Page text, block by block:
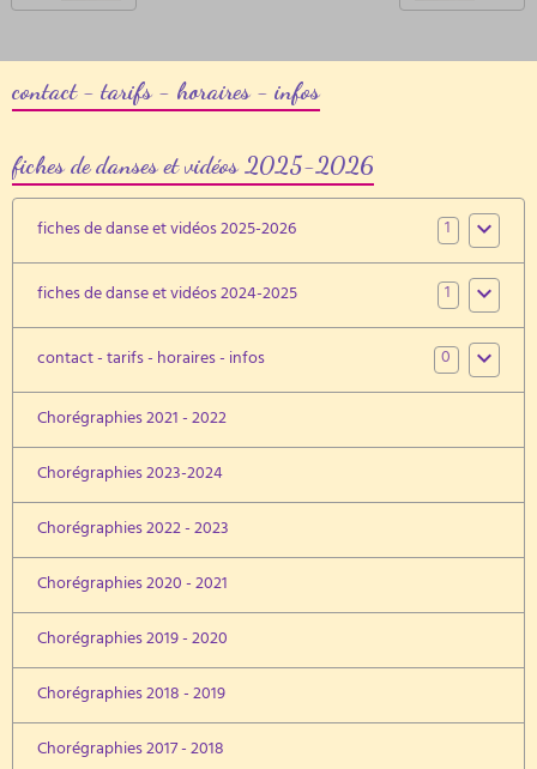
contact - tarifs - horaires - infos
fiches de danses et vidéos 2025-2026
fiches de danse et vidéos 2025-2026 1
fiches de danse et vidéos 2024-2025 1
contact - tarifs - horaires - infos
0
Chorégraphies 2021 - 2022
Chorégraphies 2023-2024
Chorégraphies 2022 - 2023
Chorégraphies 2020 - 2021
Chorégraphies 2019 - 2020
Chorégraphies 2018 - 2019
Chorégraphies 2017 - 2018